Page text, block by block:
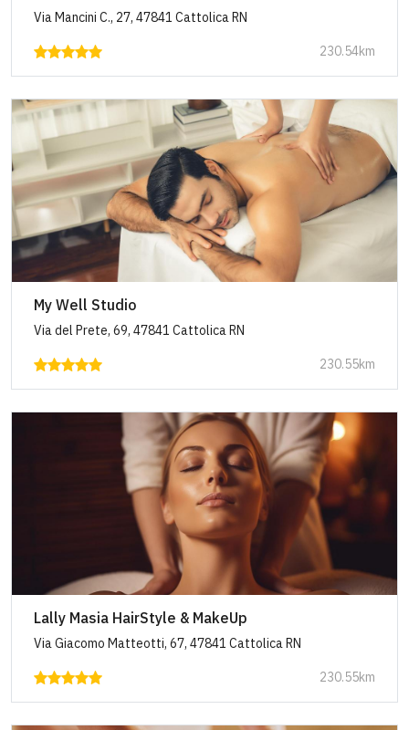
Via Mancini C., 27, 47841 Cattolica RN
230.54km
My Well Studio
Via del Prete, 69, 47841 Cattolica RN
230.55km
Lally Masia HairStyle & MakeUp
Via Giacomo Matteotti, 67, 47841 Cattolica RN
230.55km